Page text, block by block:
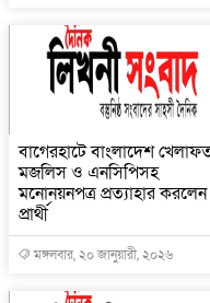
বাগেরহাটে বাংলাদেশ
মজলিস ও এনসিপিসহ
মনোনয়নপত্র প্রত্যাহার
প্রার্থী
মঙ্গলবার, ২০ জানুয়ারী, ২০২৬